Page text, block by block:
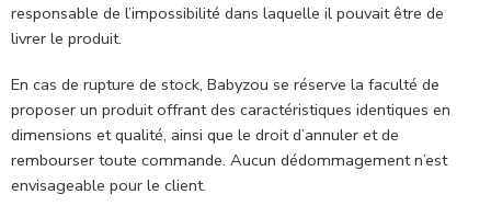
responsable de l’impossibilité dans laquelle il pouvait être de
livrer le produit.
En cas de rupture de stock, Babyzou se réserve la faculté de
proposer un produit offrant des caractéristiques identiques en
dimensions et qualité, ainsi que le droit d’annuler et de
rembourser toute commande. Aucun dédommagement n’est
envisageable pour le client.